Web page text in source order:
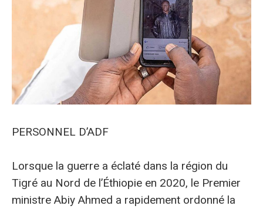
PERSONNEL D’ADF
Lorsque la guerre a éclaté dans la région du
Tigré au Nord de l’Éthiopie en 2020, le Premier
ministre Abiy Ahmed a rapidement ordonné la